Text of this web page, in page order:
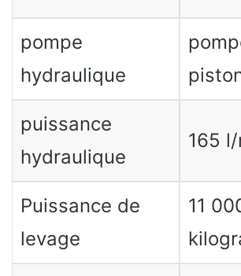
pompe
hydraulique
puissance
hydraulique
165
Puissance de
levage
11